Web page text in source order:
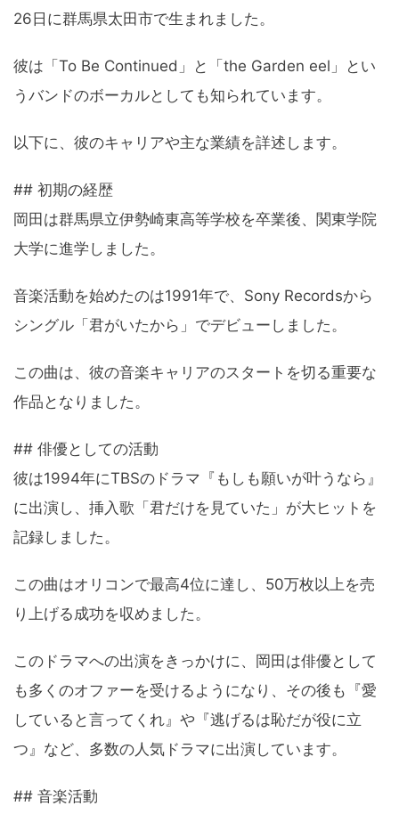
26日に群馬県太田市で生まれました。
彼は「To Be Continued」と「the Garden eel」とい
うバンドのボーカルとしても知られています。
以下に、彼のキャリアや主な業績を詳述します。
## 初期の経歴
岡田は群馬県立伊勢崎東高等学校を卒業後、関東学院
大学に進学しました。
音楽活動を始めたのは1991年で、Sony Recordsから
シングル「君がいたから」でデビューしました。
この曲は、彼の音楽キャリアのスタートを切る重要な
作品となりました。
## 俳優としての活動
彼は1994年にTBSのドラマ『もしも願いが叶うなら』
に出演し、挿入歌「君だけを見ていた」が大ヒットを
記録しました。
この曲はオリコンで最高4位に達し、50万枚以上を売
り上げる成功を収めました。
このドラマへの出演をきっかけに、岡田は俳優として
も多くのオファーを受けるようになり、その後も『愛
していると言ってくれ』や『逃げるは恥だが役に立
つ』など、多数の人気ドラマに出演しています。
## 音楽活動